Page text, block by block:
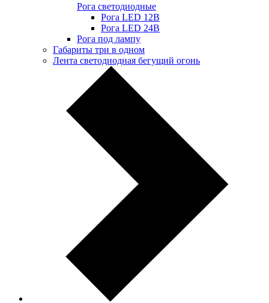
Рога светодиодные
Рога LED 12В
Рога LED 24В
Рога под лампу
Габариты три в одном
Лента светодиодная бегущий огонь